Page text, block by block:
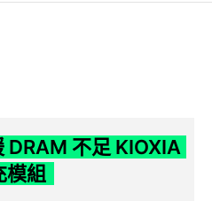
DRAM 不足 KIOXIA
模組